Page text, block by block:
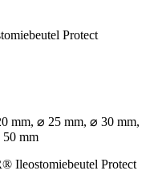
Protect
mm, ⌀ 25 mm, ⌀ 30 mm,
mm
Ileostomiebeutel Protect